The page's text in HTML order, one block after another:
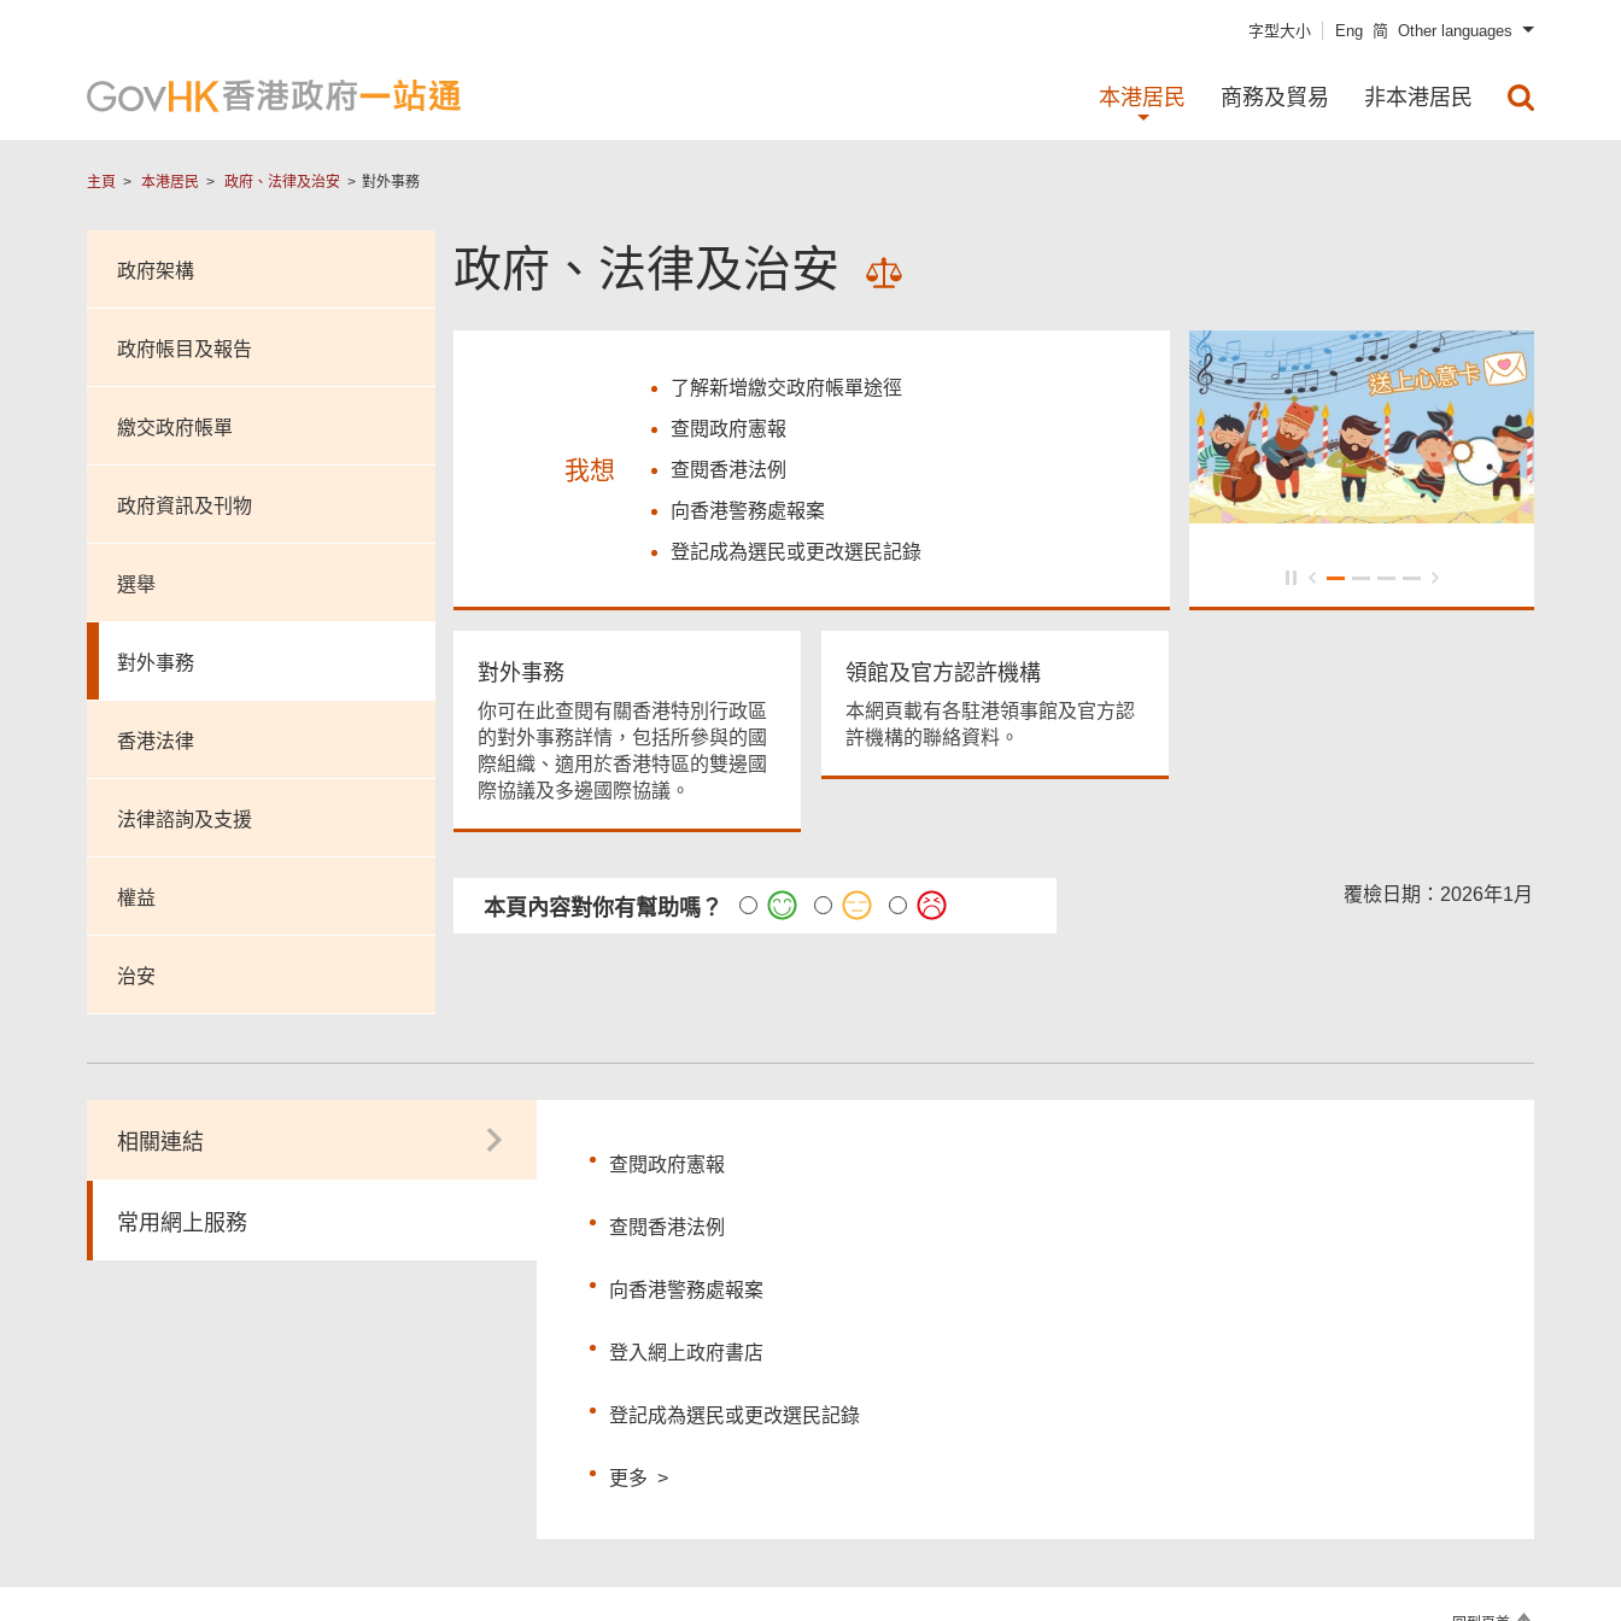
字型大小 Eng 简 Other languages
本港居民 商務及貿易 非本港居民
主頁 本港居民 政府、法律及治安 對外事務
政府架構
政府帳目及報告
繳交政府帳單
政府資訊及刊物
選舉
對外事務
香港法律
法律諮詢及支援
權益
治安
政府、法律及治安
我想
了解新增繳交政府帳單途徑
查閱政府憲報
查閱香港法例
向香港警務處報案
登記成為選民或更改選民記錄
對外事務
你可在此查閱有關香港特別行政區
的對外事務詳情，包括所參與的國
際組織、適用於香港特區的雙邊國
際協議及多邊國際協議。
領館及官方認許機構
本網頁載有各駐港領事館及官方認
許機構的聯絡資料。
本頁內容對你有幫助嗎？
覆檢日期：2026年1月
相關連結
常用網上服務
查閱政府憲報
查閱香港法例
向香港警務處報案
登入網上政府書店
登記成為選民或更改選民記錄
更多 >